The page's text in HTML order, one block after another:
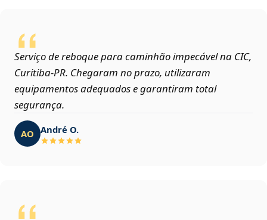
Serviço de reboque para caminhão impecável na CIC,
Curitiba‑PR. Chegaram no prazo, utilizaram
equipamentos adequados e garantiram total
segurança.
AO André O.